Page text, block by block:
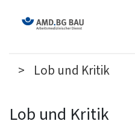
Lob und Kritik
Lob und Kritik